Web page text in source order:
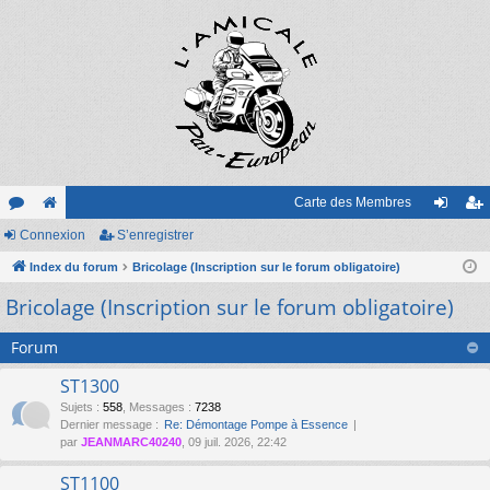
or
u
m
s
e
sit
e
Carte des Membres
xi
on
nr
ist
re
Connexion S’enregistrer
Index du forum Bricolage (Inscription sur le forum obligatoire)
Bricolage (Inscription sur le forum obligatoire)
Forum
ST1300
Sujets : 558 Messages : 7238
Dernier message : Re: Démontage Pompe à Essence
par JEANMARC40240 , 09 juil. 2026, 22:42
ST1100